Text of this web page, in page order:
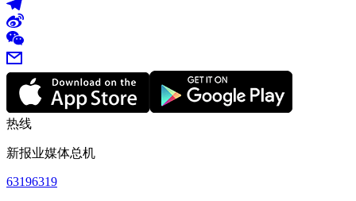
热线
新报业媒体总机
63196319